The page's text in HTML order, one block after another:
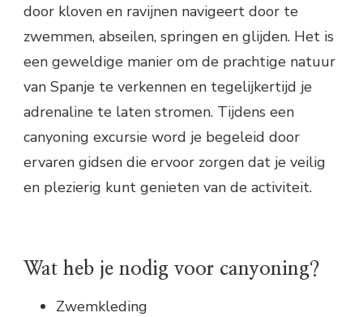
door kloven en ravijnen navigeert door te
zwemmen, abseilen, springen en glijden. Het is
een geweldige manier om de prachtige natuur
van Spanje te verkennen en tegelijkertijd je
adrenaline te laten stromen. Tijdens een
canyoning excursie word je begeleid door
ervaren gidsen die ervoor zorgen dat je veilig
en plezierig kunt genieten van de activiteit.
Wat heb je nodig voor canyoning?
Zwemkleding